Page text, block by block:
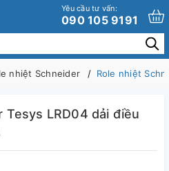
Yêu cầu tư vấn:
090 105 9191
nhiệt Schneider Role nhiệt
Tesys LRD04 dải điều